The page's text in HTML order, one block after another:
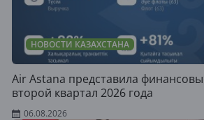
НОВОСТИ КАЗАХСТАНА
Air Astana представила
второй квартал 2026 года
06.08.2026